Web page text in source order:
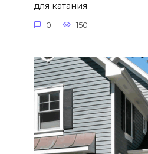
для катания
0 150